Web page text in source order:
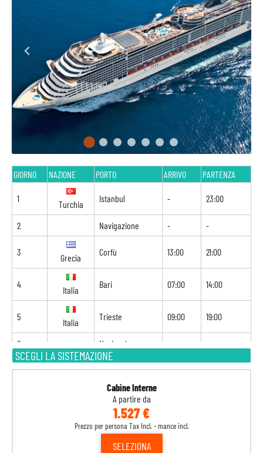
SCEGLI LA SISTEMAZIONE
Cabine Interne
A partire da
1.527 €
Prezzo per persona Tax Incl. - mance incl.
SELEZIONA
GIORNO NAZIONE PORTO ARRIVO PARTENZA
1
Turchia
Istanbul - 23:00
2 Navigazione - -
3
Grecia
Corfù 13:00 21:00
4
Italia
Bari 07:00 14:00
5
Italia
Trieste 09:00 19:00
6 Navigazione
7 Katakolon 07:00 15:00
Atene
Kusadasi